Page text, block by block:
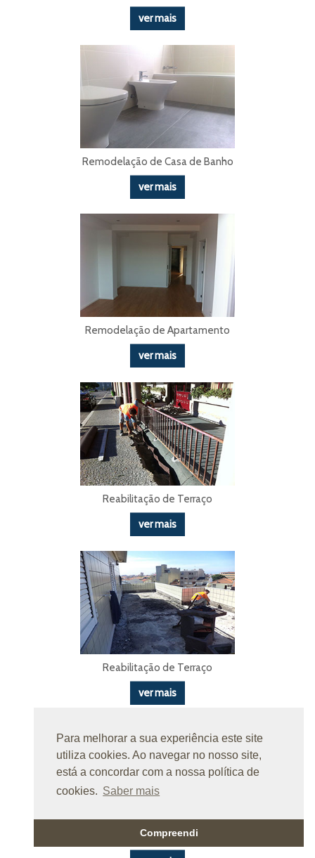
Para melhorar a sua experiência este site
utiliza cookies. Ao navegar no nosso site,
está a concordar com a nossa política de
cookies. Saber mais
Compreendi
ver mais
Remodelação de Casa de Banho
ver mais
Remodelação de Apartamento
ver mais
Reabilitação de Terraço
ver mais
Reabilitação de Terraço
ver mais
Reabilitação de Terraço